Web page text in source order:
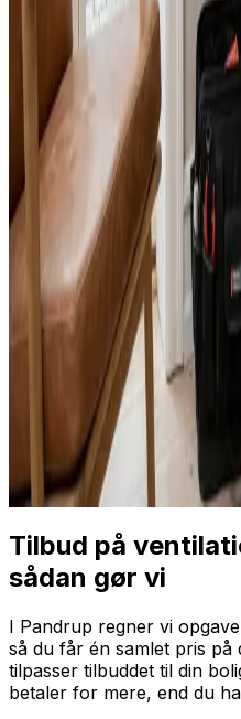
Professionel installation
Få tilbud nu
Ring 70 60 30
Tilbud på
sådan gør vi
I Pandrup regner vi
så du får én samlet pris på
tilpasser tilbuddet til din
betaler for mere, end du